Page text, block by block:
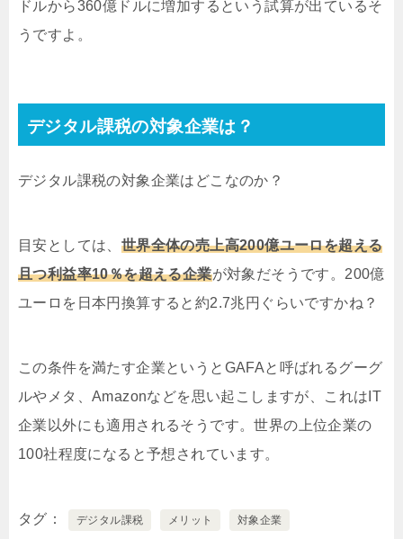
ドルから360億ドルに増加するという試算が出ているそ
うですよ。
デジタル課税の対象企業は？
デジタル課税の対象企業はどこなのか？
目安としては、 世界全体の売上高200億ユーロを超える
且つ利益率10％を超える企業が対象だそうです。200億
ユーロを日本円換算すると約2.7兆円ぐらいですかね？
この条件を満たす企業というとGAFAと呼ばれるグーグ
ルやメタ、Amazonなどを思い起こしますが、これはIT
企業以外にも適用されるそうです。世界の上位企業の
100社程度になると予想されています。
タグ デジタル課税 メリット 対象企業